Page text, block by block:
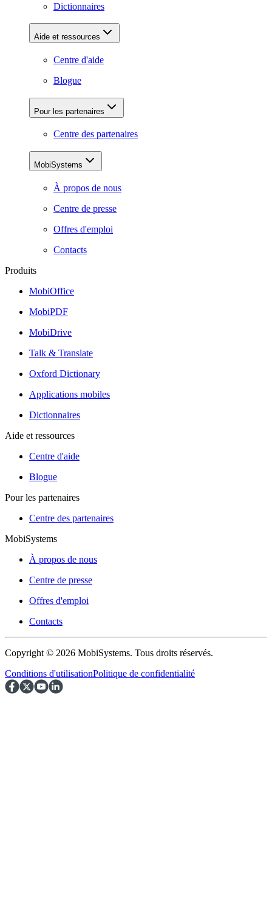
Dictionnaires
Aide et ressources
Centre d'aide
Blogue
Pour les partenaires
Centre des partenaires
MobiSystems
À propos de nous
Centre de presse
Offres d'emploi
Contacts
Produits
MobiOffice
MobiPDF
MobiDrive
Talk & Translate
Oxford Dictionary
Applications mobiles
Dictionnaires
Aide et ressources
Centre d'aide
Blogue
Pour les partenaires
Centre des partenaires
MobiSystems
À propos de nous
Centre de presse
Offres d'emploi
Contacts
Copyright © 2026 MobiSystems. Tous droits réservés.
Conditions d'utilisationPolitique de confidentialité